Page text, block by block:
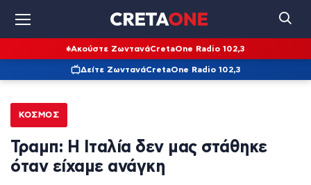
Ακούστε ΖωντανάCretaOne Radio 102,3
Δείτε ΖωντανάCretaOne Radio 102,3
ΚΌΣΜΟΣ
Τραμπ: Η Ιταλία δεν μας στάθηκε
όταν είχαμε ανάγκη